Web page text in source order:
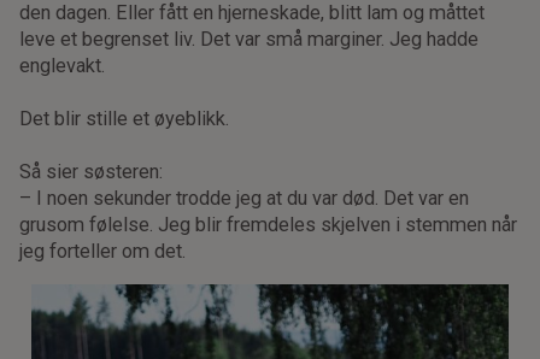
den dagen. Eller fått en hjerneskade, blitt lam og måttet
leve et begrenset liv. Det var små marginer. Jeg hadde
englevakt.
Det blir stille et øyeblikk.
Så sier søsteren:
– I noen sekunder trodde jeg at du var død. Det var en
grusom følelse. Jeg blir fremdeles skjelven i stemmen når
jeg forteller om det.